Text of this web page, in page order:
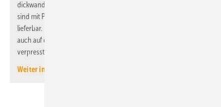
dickwandige verzinkte Stahlrohre ohne Gewindeschneiden. Sie
sind mit Pressanschlüssen in den Dimensionen ½″ bis 2″
lieferbar. Durch eine erweiterte DVGW-Zertifizierung können sie
auch auf dickwandige Edelstahlrohre verschiedener Werkstoffe
verpresst werden.
Weiter informieren